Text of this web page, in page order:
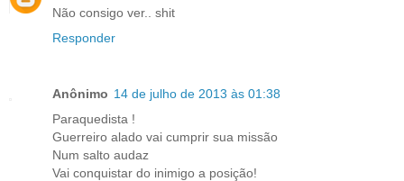
Não consigo ver.. shit
Responder
Anônimo 14 de julho de 2013 às 01:38
Paraquedista !
Guerreiro alado vai cumprir sua missão
Num salto audaz
Vai conquistar do inimigo a posição!